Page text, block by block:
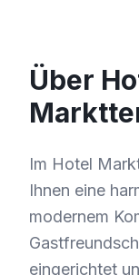
Über
Im Hotel
Ihnen eine
modernem
eingerichtet